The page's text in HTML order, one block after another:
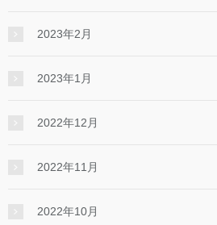
2023年2月
2023年1月
2022年12月
2022年11月
2022年10月